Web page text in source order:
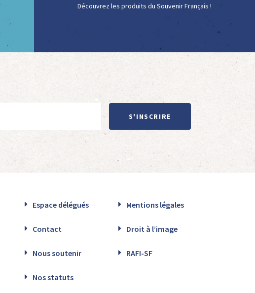
Découvrez les produits du Souvenir Français !
S'INSCRIRE
Espace délégués Mentions légales
Contact Droit à l’image
Nous soutenir RAFI-SF
Nos statuts